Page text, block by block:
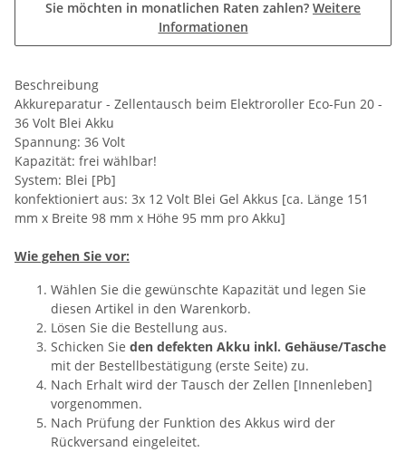
Sie möchten in monatlichen Raten zahlen? Weitere
Informationen
Beschreibung
Akkureparatur - Zellentausch beim Elektroroller Eco-Fun 20 -
36 Volt Blei Akku
Spannung: 36 Volt
Kapazität: frei wählbar!
System: Blei [Pb]
konfektioniert aus: 3x 12 Volt Blei Gel Akkus [ca. Länge 151
mm x Breite 98 mm x Höhe 95 mm pro Akku]
Wie gehen Sie vor:
Wählen Sie die gewünschte Kapazität und legen Sie
diesen Artikel in den Warenkorb.
Lösen Sie die Bestellung aus.
Schicken Sie den defekten Akku inkl. Gehäuse/Tasche
mit der Bestellbestätigung (erste Seite) zu.
Nach Erhalt wird der Tausch der Zellen [Innenleben]
vorgenommen.
Nach Prüfung der Funktion des Akkus wird der
Rückversand eingeleitet.